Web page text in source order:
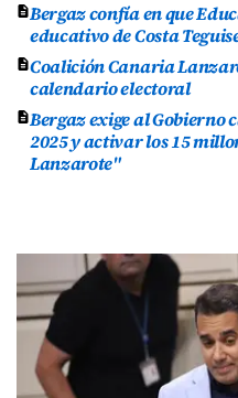
Bergaz confía en que
educativo de Costa
Coalición Canaria
calendario electoral
Bergaz exige al
2025 y activar los 15
Lanzarote"